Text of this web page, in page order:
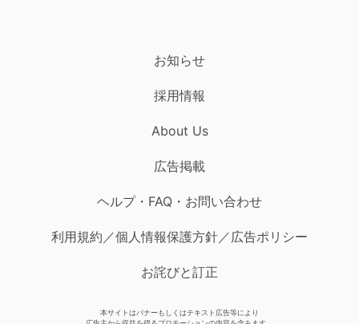
お知らせ
採用情報
About Us
広告掲載
ヘルプ・FAQ・お問い合わせ
利用規約／個人情報保護方針／広告ポリシー
お詫びと訂正
本サイトはバナーもしくはテキスト広告等により